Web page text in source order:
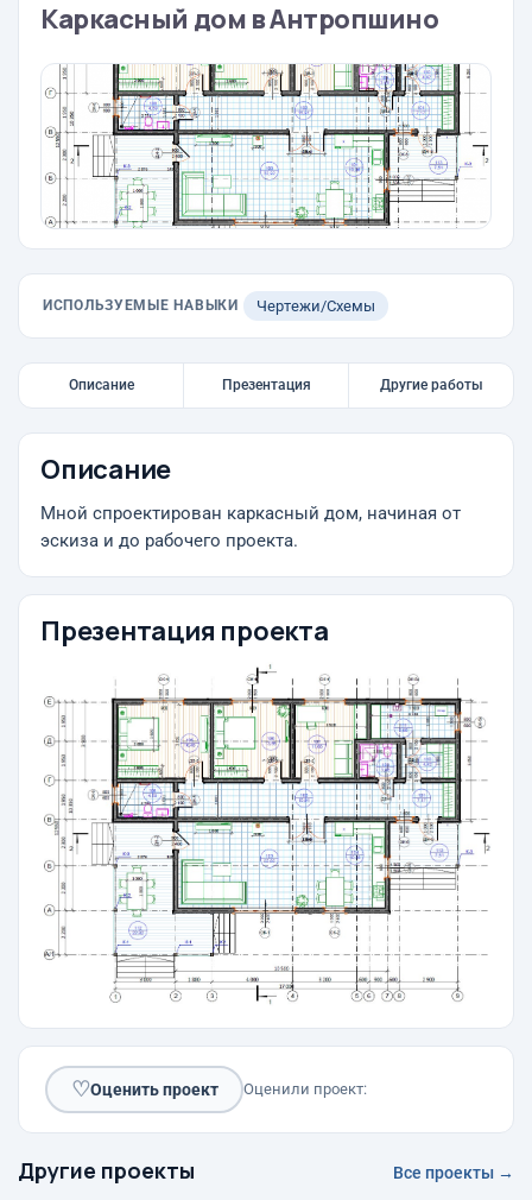
Каркасный дом в Антропшино
ИСПОЛЬЗУЕМЫЕ НАВЫКИ Чертежи/Схемы
Описание Презентация Другие работы
Описание
Мной спроектирован каркасный дом, начиная от
эскиза и до рабочего проекта.
Презентация проекта
♡Оценить проект Оценили проект:
Другие проекты Все проекты →